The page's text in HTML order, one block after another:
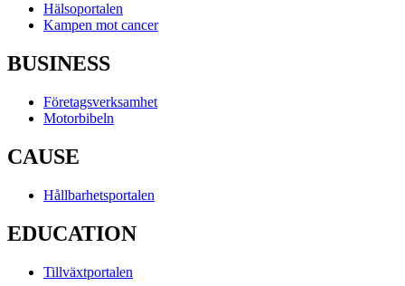
Hälsoportalen
Kampen mot cancer
BUSINESS
Företagsverksamhet
Motorbibeln
CAUSE
Hållbarhetsportalen
EDUCATION
Tillväxtportalen